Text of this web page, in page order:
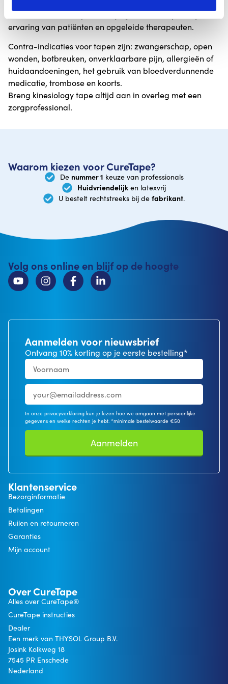
voorbeelden en uitspraken zijn gebaseerd op vele jaren
ervaring van patiënten en opgeleide therapeuten.
Contra-indicaties voor tapen zijn: zwangerschap, open
wonden, botbreuken, onverklaarbare pijn, allergieën of
huidaandoeningen, het gebruik van bloedverdunnende
medicatie, trombose en koorts.
Breng kinesiology tape altijd aan in overleg met een
zorgprofessional.
Waarom kiezen voor CureTape?
De nummer 1 keuze van professionals
Huidvriendelijk en latexvrij
U bestelt rechtstreeks bij de fabrikant.
Volg ons online en blijf op de hoogte
Aanmelden voor nieuwsbrief
Ontvang 10% korting op je eerste bestelling*
In onze privacyverklaring kun je lezen hoe we omgaan met persoonlijke
gegevens en welke rechten je hebt. *minimale bestelwaarde €50
Aanmelden
Klantenservice
Bezorginformatie
Betalingen
Ruilen en retourneren
Garanties
Mijn account
Over CureTape
Alles over CureTape®
CureTape instructies
Dealer
Een merk van THYSOL Group B.V.
Josink Kolkweg 18
7545 PR Enschede
Nederland